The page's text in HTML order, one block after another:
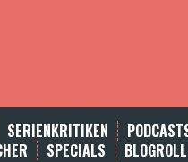
SERIENKRITIKEN
SPECIALS